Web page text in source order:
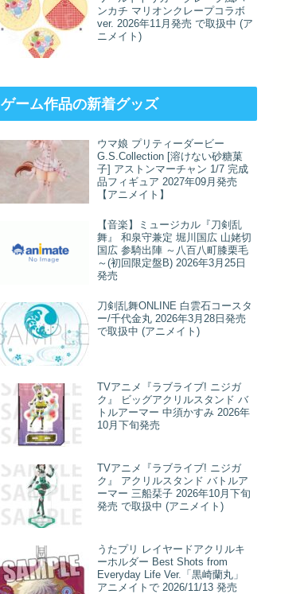
ンカチ マリオンクレープコラボ
ver. 2026年11月発売 で取扱中 (ア
ニメイト)
ゲーム作品の新着グッズ
ウマ娘 プリティーダービー
G.S.Collection [溶けない砂糖菓
子] アストンマーチャン 1/7 完成
品フィギュア 2027年09月発売
【アニメイト】
【音楽】ミュージカル『刀剣乱
舞』 和泉守兼定 堀川国広 山姥切
国広 参騎出陣 ～八百八町膝栗毛
～(初回限定盤B) 2026年3月25日
発売
刀剣乱舞ONLINE 白雲石コースタ
ー/千代金丸 2026年3月28日発売
で取扱中 (アニメイト)
TVアニメ『ラブライブ! ニジガ
ク』 ビッグアクリルスタンド バ
トルアーマー 中須かすみ 2026年
10月下旬発売
TVアニメ『ラブライブ! ニジガ
ク』 アクリルスタンド バトルア
ーマー 三船栞子 2026年10月下旬
発売 で取扱中 (アニメイト)
うたプリ レイヤードアクリルキ
ーホルダー Best Shots from
Everyday Life Ver.「黒崎蘭丸」
アニメイトで 2026/11/13 発売